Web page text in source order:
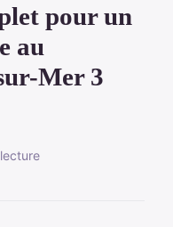
pour un
au
Mer 3